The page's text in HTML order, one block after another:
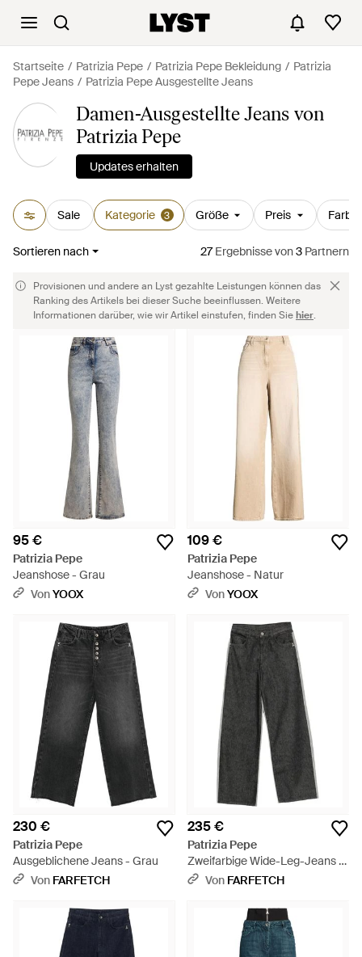
Startseite Patrizia Pepe Patrizia Pepe Bekleidung
Patrizia
Pepe Jeans
Patrizia Pepe Ausgestellte Jeans
Damen-Ausgestellte Jeans von
Patrizia Pepe
Updates erhalten
Sale Kategorie 3 Größe Preis Farbe
Sortieren nach 27Ergebnissevon3 Partnern
Provisionen und andere an Lyst gezahlte Leistungen können das
Ranking des Artikels bei dieser Suche beeinflussen. Weitere
Informationen darüber, wie wir Artikel einstufen, finden Siehier.
95 €
Patrizia Pepe
Jeanshose - Grau
VonYOOX
109 €
Patrizia Pepe
Jeanshose - Natur
VonYOOX
230 €
Patrizia Pepe
Ausgeblichene Jeans - Grau
Von FARFETCH
235 €
Patrizia Pepe
Zweifarbige Wide-Leg-Jeans -
GrauVon FARFETCH